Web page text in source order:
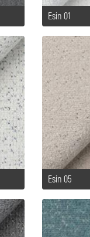
Esin 01
Esin 05